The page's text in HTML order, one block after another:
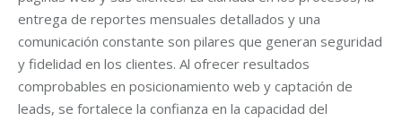
entrega de reportes mensuales detallados y una
comunicación constante son pilares que generan seguridad
y fidelidad en los clientes. Al ofrecer resultados
comprobables en posicionamiento web y captación de
leads, se fortalece la confianza en la capacidad del